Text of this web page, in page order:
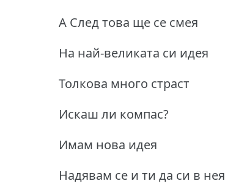
А След това ще се смея
На най-великата си идея
Толкова много страст
Искаш ли компас?
Имам нова идея
Надявам се и ти да си в нея